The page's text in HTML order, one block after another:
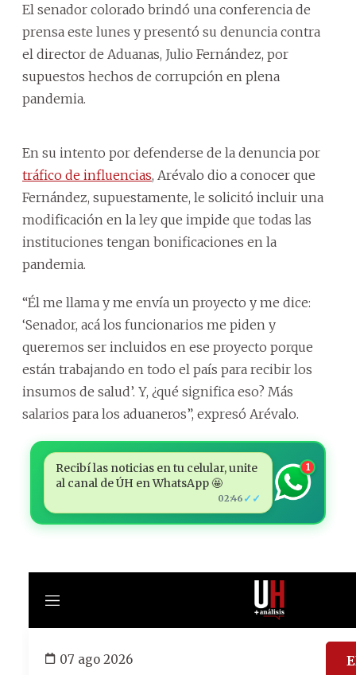
El senador colorado brindó una conferencia de
prensa este lunes y presentó su denuncia contra
el director de Aduanas, Julio Fernández, por
supuestos hechos de corrupción en plena
pandemia.
En su intento por defenderse de la denuncia por
tráfico de influencias, Arévalo dio a conocer que
Fernández, supuestamente, le solicitó incluir una
modificación en la ley que impide que todas las
instituciones tengan bonificaciones en la
pandemia.
“Él me llama y me envía un proyecto y me dice:
‘Senador, acá los funcionarios me piden y
queremos ser incluidos en ese proyecto porque
están trabajando en todo el país para recibir los
insumos de salud’. Y, ¿qué significa eso? Más
salarios para los aduaneros”, expresó Arévalo.
Recibí las noticias en tu celular, unite
al canal de ÚH en WhatsApp 🤩
02:46 ✓✓
1